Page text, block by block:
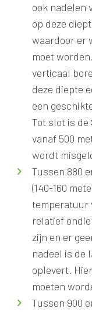
ook nadelen
op deze
waardoor er
moet
verticaal
deze diepte
een
Tot slot is de
vanaf 500
wordt
Tussen 880
(140-160
temperatuur
relatief
zijn en er
nadeel is de
oplevert.
moeten
Tussen 900